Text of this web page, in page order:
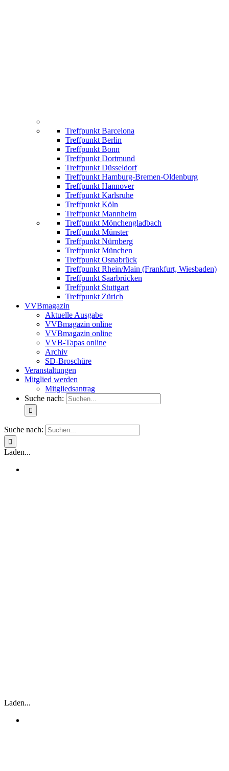
Treffpunkt Barcelona
Treffpunkt Berlin
Treffpunkt Bonn
Treffpunkt Dortmund
Treffpunkt Düsseldorf
Treffpunkt Hamburg-Bremen-Oldenburg
Treffpunkt Hannover
Treffpunkt Karlsruhe
Treffpunkt Köln
Treffpunkt Mannheim
Treffpunkt Mönchengladbach
Treffpunkt Münster
Treffpunkt Nürnberg
Treffpunkt München
Treffpunkt Osnabrück
Treffpunkt Rhein/Main (Frankfurt, Wiesbaden)
Treffpunkt Saarbrücken
Treffpunkt Stuttgart
Treffpunkt Zürich
VVBmagazin
Aktuelle Ausgabe
VVBmagazin online
VVBmagazin online
VVB-Tapas online
Archiv
SD-Broschüre
Veranstaltungen
Mitglied werden
Mitgliedsantrag
Suche nach:
Suche nach:
Laden...
Laden...